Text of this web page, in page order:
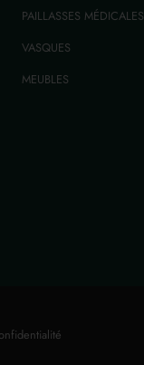
PAILLASSES MÉDICALES
VASQUES
MEUBLES